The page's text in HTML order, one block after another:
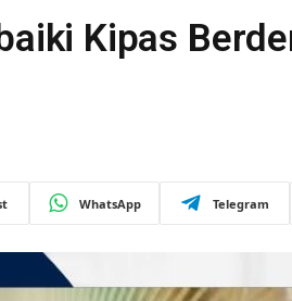
Kipas
WhatsApp Telegram